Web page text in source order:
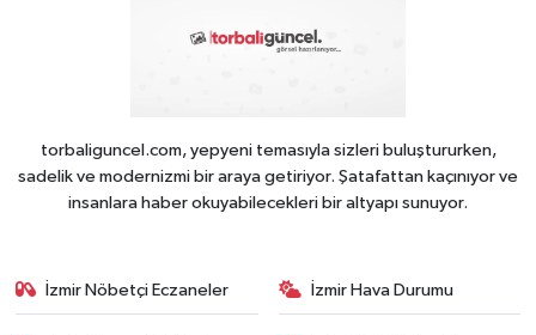
torbaliguncel.com, yepyeni temasıyla sizleri buluştururken,
sadelik ve modernizmi bir araya getiriyor. Şatafattan kaçınıyor ve
insanlara haber okuyabilecekleri bir altyapı sunuyor.
İzmir Nöbetçi Eczaneler İzmir Hava Durumu